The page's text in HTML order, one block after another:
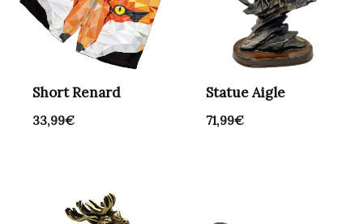
Short Renard
33,99€
Statue Aigle
71,99€